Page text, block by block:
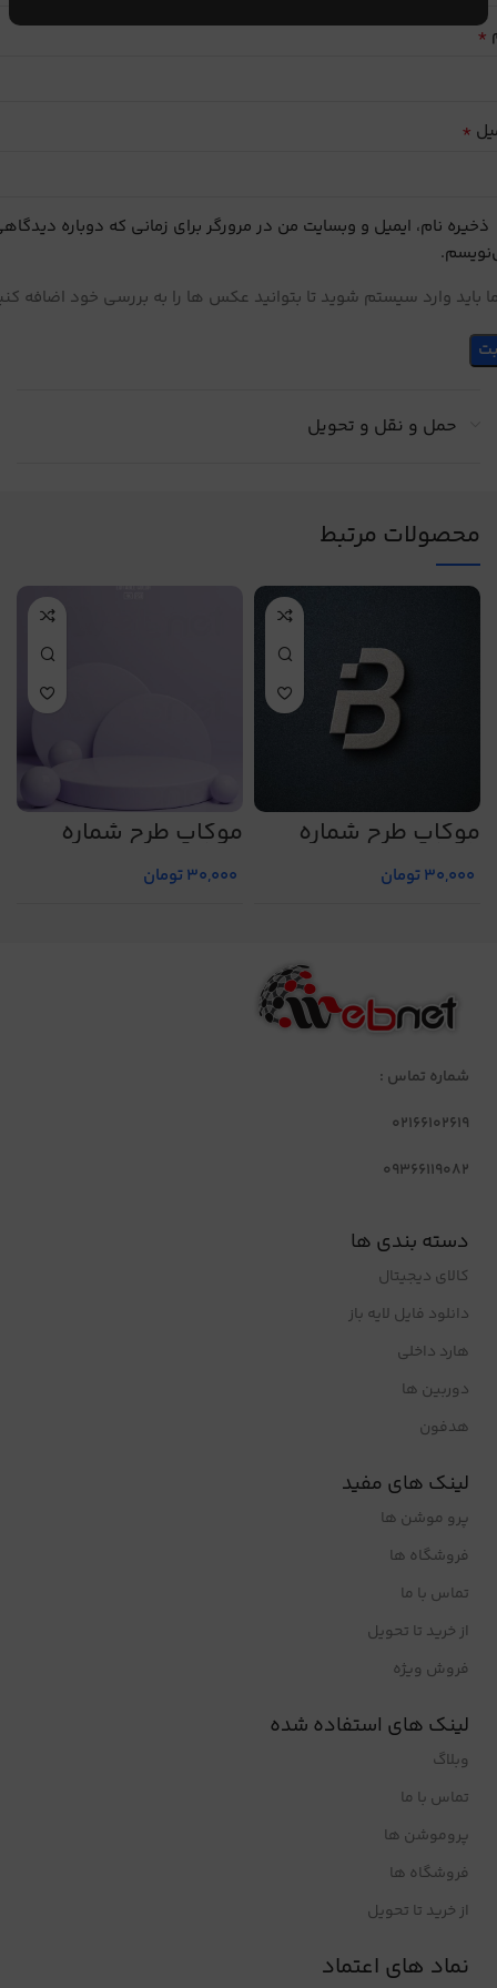
*
*
ذخیره نام، ایمیل و وبسایت من در مرورگر برای زمانی که دوباره
باید وارد سیستم شوید تا بتوانید عکس ها را به بررسی خود اضافه
حمل و نقل و تحویل
محصولات مرتبط
موکاپ طرح شماره
5021
30,000تومان
موکاپ طرح شماره
5011
30,000تومان
شماره تماس :
02166102619
09366119082
دسته بندی ها
کالای دیجیتال
دانلود فایل لایه باز
هارد داخلی
دوربین ها
هدفون
لینک های مفید
پرو موشن ها
فروشگاه ها
تماس با ما
از خرید تا تحویل
فروش ویژه
لینک های استفاده شده
وبلاگ
تماس با ما
پروموشن ها
فروشگاه ها
از خرید تا تحویل
نماد های اعتماد